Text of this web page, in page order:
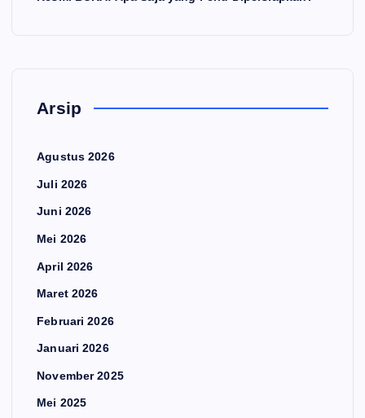
Arsip
Agustus 2026
Juli 2026
Juni 2026
Mei 2026
April 2026
Maret 2026
Februari 2026
Januari 2026
November 2025
Mei 2025